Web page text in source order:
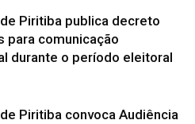
Piritiba publica decreto
para comunicação
durante o período eleitoral
Piritiba convoca Audiência